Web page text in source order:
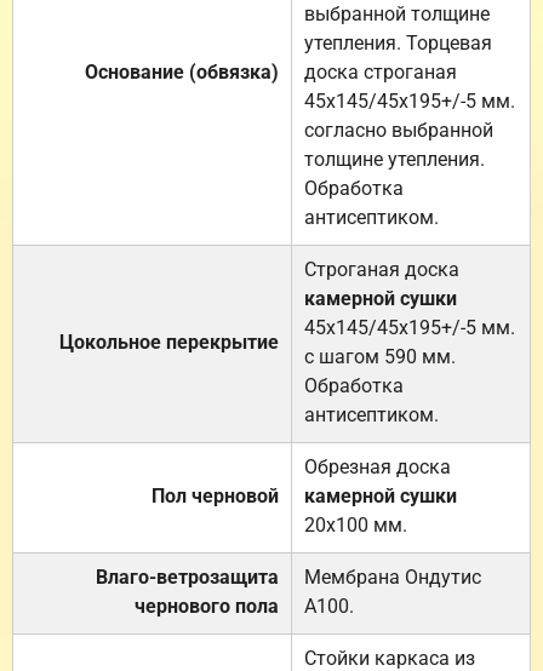
Основание (обвязка)
выбранной толщине
утепления. Торцевая
доска строганая
45х145/45х195+/-5 мм.
согласно выбранной
толщине утепления.
Обработка
антисептиком.
Цокольное перекрытие
Строганая доска
камерной сушки
45х145/45х195+/-5 мм.
с шагом 590 мм.
Обработка
антисептиком.
Пол черновой
Обрезная доска
камерной сушки
20х100 мм.
Влаго-ветрозащита
чернового пола
Мембрана Ондутис
А100.
Стойки каркаса из